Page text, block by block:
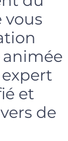
vous
et
de